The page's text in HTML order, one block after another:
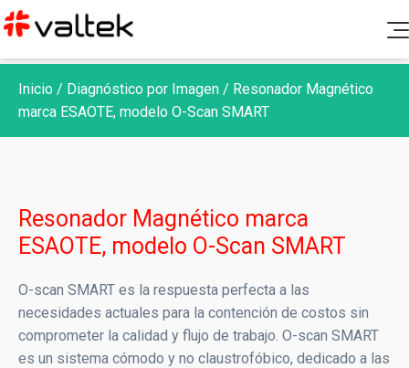
Diagnóstico Clínico
Microbiología
Biología Molecular
Coagulación
Soporte Post Venta
Fichas de seguridad e insertos
Certificados de calidad
Controles y calibradores
Política de Rechazos y Devoluciones
Canal de denuncias
Contacto
Ir a Portal Valtek
Inicio / Diagnóstico por Imagen / Resonador Magnético
marca ESAOTE, modelo O-Scan SMART
Resonador Magnético marca
ESAOTE, modelo O-Scan SMART
O-scan SMART es la respuesta perfecta a las
necesidades actuales para la contención de costos sin
comprometer la calidad y flujo de trabajo. O-scan SMART
es un sistema cómodo y no claustrofóbico, dedicado a las